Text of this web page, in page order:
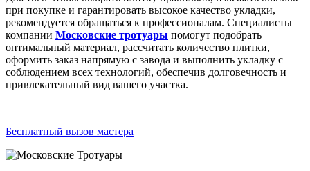
при покупке и гарантировать высокое качество укладки,
рекомендуется обращаться к профессионалам. Специалисты
компании Московские тротуары помогут подобрать
оптимальный материал, рассчитать количество плитки,
оформить заказ напрямую с завода и выполнить укладку с
соблюдением всех технологий, обеспечив долговечность и
привлекательный вид вашего участка.
Бесплатный вызов мастера